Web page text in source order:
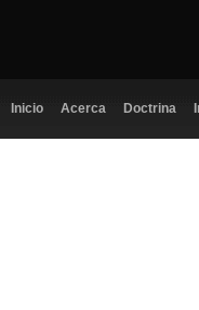
Inicio Acerca Doctrina